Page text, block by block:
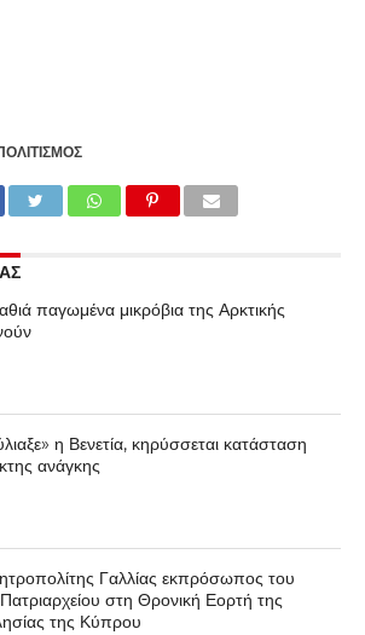
παγωμένα μικρόβια της Αρκτικής
η Βενετία, κηρύσσεται κατάσταση
ανάγκης
Γαλλίας εκπρόσωπος του
στη Θρονική Εορτή της
της Κύπρου